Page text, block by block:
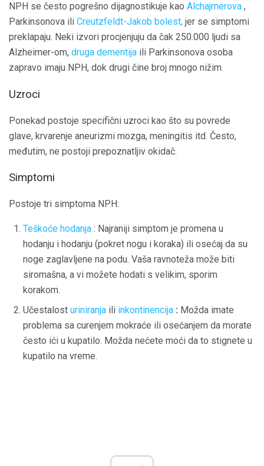
NPH se često pogrešno dijagnostikuje kao Alchajmerova ,
Parkinsonova ili Creutzfeldt-Jakob bolest, jer se simptomi
preklapaju. Neki izvori procjenjuju da čak 250.000 ljudi sa
Alzheimer-om, druga dementija ili Parkinsonova osoba
zapravo imaju NPH, dok drugi čine broj mnogo nižim.
Uzroci
Ponekad postoje specifični uzroci kao što su povrede
glave, krvarenje aneurizmi mozga, meningitis itd. Često,
međutim, ne postoji prepoznatljiv okidač.
Simptomi
Postoje tri simptoma NPH:
Teškoće hodanja : Najraniji simptom je promena u
hodanju i hodanju (pokret nogu i koraka) ili osećaj da su
noge zaglavljene na podu. Vaša ravnoteža može biti
siromašna, a vi možete hodati s velikim, sporim
korakom.
Učestalost uriniranja ili inkontinencija : Možda imate
problema sa curenjem mokraće ili osećanjem da morate
često ići u kupatilo. Možda nećete moći da to stignete u
kupatilo na vreme.